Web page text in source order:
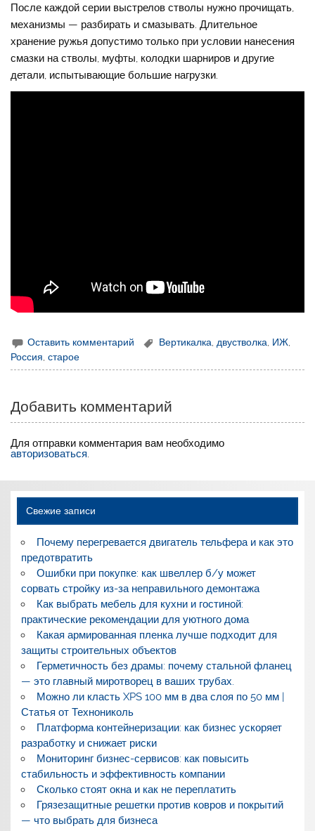
После каждой серии выстрелов стволы нужно прочищать,
механизмы — разбирать и смазывать. Длительное
хранение ружья допустимо только при условии нанесения
смазки на стволы, муфты, колодки шарниров и другие
детали, испытывающие большие нагрузки.
Оставить комментарий Вертикалка двустволка ИЖ
Россия,старое
Добавить комментарий
Для отправки комментария вам необходимо
авторизоваться.
Свежие записи
Почему перегревается двигатель тельфера и как это
предотвратить
Ошибки при покупке: как швеллер б/у может
сорвать стройку из-за неправильного демонтажа
Как выбрать мебель для кухни и гостиной:
практические рекомендации для уютного дома
Какая армированная пленка лучше подходит для
защиты строительных объектов
Герметичность без драмы: почему стальной фланец
— это главный миротворец в ваших трубах.
Можно ли класть XPS 100 мм в два слоя по 50 мм |
Статья от Технониколь
Платформа контейнеризации: как бизнес ускоряет
разработку и снижает риски
Мониторинг бизнес-сервисов: как повысить
стабильность и эффективность компании
Сколько стоят окна и как не переплатить
Грязезащитные решетки против ковров и покрытий
— что выбрать для бизнеса